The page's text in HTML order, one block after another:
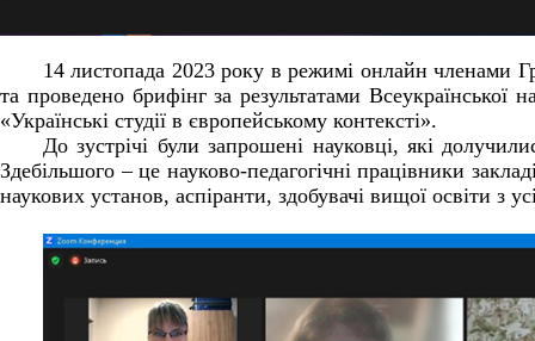
14 листопада 2023 року в режимі онлайн членами
та проведено брифінг за результатами Всеукраїнської
«Українські студії в європейському контексті».
До зустрічі були запрошені науковці, які
Здебільшого – це науково-педагогічні працівники
наукових установ, аспіранти, здобувачі вищої освіти з